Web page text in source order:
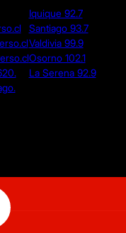
Iquique 92.7
Santiago 93.7
Valdivia 99.9
Osorno 102.1
La Serena 92.9